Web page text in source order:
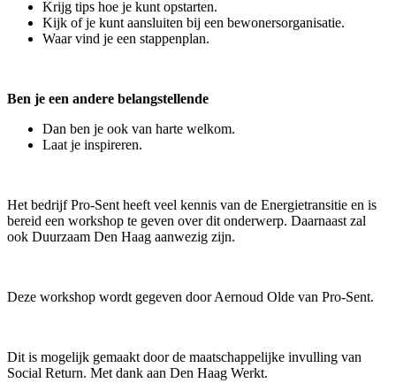
Krijg tips hoe je kunt opstarten.
Kijk of je kunt aansluiten bij een bewonersorganisatie.
Waar vind je een stappenplan.
Ben je een andere belangstellende
Dan ben je ook van harte welkom.
Laat je inspireren.
Het bedrijf Pro-Sent heeft veel kennis van de Energietransitie en is
bereid een workshop te geven over dit onderwerp. Daarnaast zal
ook Duurzaam Den Haag aanwezig zijn.
Deze workshop wordt gegeven door Aernoud Olde van Pro-Sent.
Dit is mogelijk gemaakt door de maatschappelijke invulling van
Social Return. Met dank aan Den Haag Werkt.